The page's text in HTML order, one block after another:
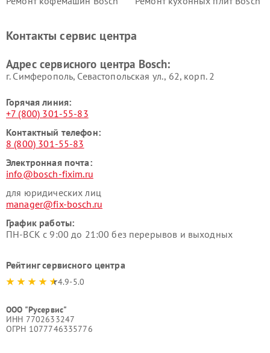
Ремонт сушильных автоматовРемонт морозильных камер
Контакты сервис центра
Адрес сервисного центра Bosch:
г. Симферополь, Севастопольская ул., 62, корп. 2
Горячая линия:
+7 (800) 301-55-83
Контактный телефон:
8 (800) 301-55-83
Электронная почта:
info@bosch-fixim.ru
для юридических лиц
manager@fix-bosch.ru
График работы:
ПН-ВСК с 9:00 до 21:00 без перерывов и выходных
Рейтинг сервисного центра
4.9-5.0
ООО "Русервис"
ИНН 7702633247
ОГРН 1077746335776